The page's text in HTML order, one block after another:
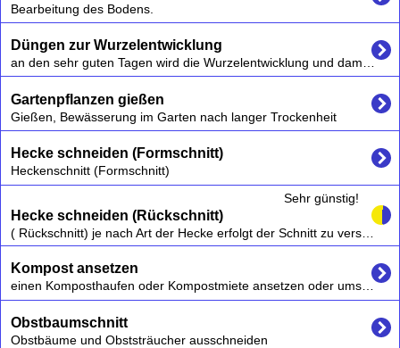
Bearbeitung des Bodens.
Düngen zur Wurzelentwicklung
an den sehr guten Tagen wird die Wurzelentwicklung und damit auch das Wurzelgemüse zusätzlich gefördert
Gartenpflanzen gießen
Gießen, Bewässerung im Garten nach langer Trockenheit
Hecke schneiden (Formschnitt)
Heckenschnitt (Formschnitt)
Hecke schneiden (Rückschnitt)
Sehr günstig!
( Rückschnitt) je nach Art der Hecke erfolgt der Schnitt zu verschiedenen Zeitpunkten, z.B. Buchenhecken auch im Winter, Forsythien am besten nach der Blüte.
Kompost ansetzen
einen Komposthaufen oder Kompostmiete ansetzen oder umsetzen
Obstbaumschnitt
Obstbäume und Obststräucher ausschneiden